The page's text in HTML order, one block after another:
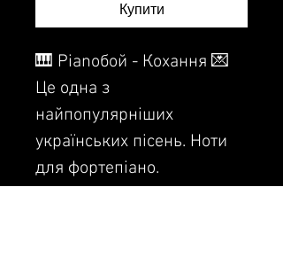
Купити
🎹 Pianoбой - Кохання 💌
Це одна з
найпопулярніших
українських пісень. Ноти
для фортепіано.